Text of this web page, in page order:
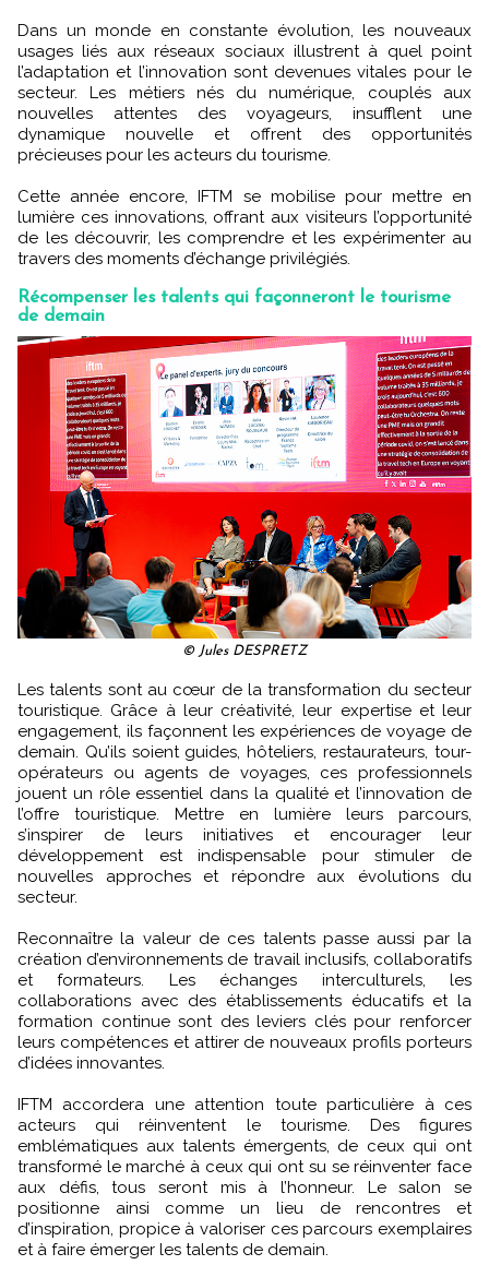
Dans un monde en constante évolution, les nouveaux
usages liés aux réseaux sociaux illustrent à quel point
l’adaptation et l’innovation sont devenues vitales pour le
secteur. Les métiers nés du numérique, couplés aux
nouvelles attentes des voyageurs, insufflent une
dynamique nouvelle et offrent des opportunités
précieuses pour les acteurs du tourisme.
Cette année encore, IFTM se mobilise pour mettre en
lumière ces innovations, offrant aux visiteurs l’opportunité
de les découvrir, les comprendre et les expérimenter au
travers des moments d’échange privilégiés.
Récompenser les talents qui façonneront le tourisme
de demain
© Jules DESPRETZ
Les talents sont au cœur de la transformation du secteur
touristique. Grâce à leur créativité, leur expertise et leur
engagement, ils façonnent les expériences de voyage de
demain. Qu’ils soient guides, hôteliers, restaurateurs, tour-
opérateurs ou agents de voyages, ces professionnels
jouent un rôle essentiel dans la qualité et l’innovation de
l’offre touristique. Mettre en lumière leurs parcours,
s’inspirer de leurs initiatives et encourager leur
développement est indispensable pour stimuler de
nouvelles approches et répondre aux évolutions du
secteur.
Reconnaître la valeur de ces talents passe aussi par la
création d’environnements de travail inclusifs, collaboratifs
et formateurs. Les échanges interculturels, les
collaborations avec des établissements éducatifs et la
formation continue sont des leviers clés pour renforcer
leurs compétences et attirer de nouveaux profils porteurs
d’idées innovantes.
IFTM accordera une attention toute particulière à ces
acteurs qui réinventent le tourisme. Des figures
emblématiques aux talents émergents, de ceux qui ont
transformé le marché à ceux qui ont su se réinventer face
aux défis, tous seront mis à l’honneur. Le salon se
positionne ainsi comme un lieu de rencontres et
d’inspiration, propice à valoriser ces parcours exemplaires
et à faire émerger les talents de demain.